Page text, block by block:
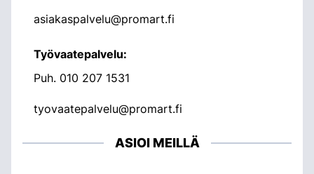
asiakaspalvelu@promart.fi
Työvaatepalvelu:
Puh. 010 207 1531
tyovaatepalvelu@promart.fi
ASIOI MEILLÄ